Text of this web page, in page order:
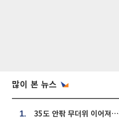
많이 본 뉴스
1.